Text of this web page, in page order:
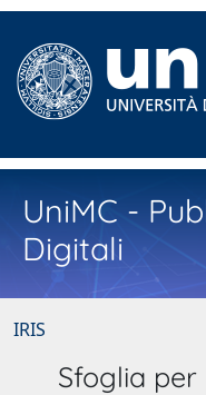
UniMC -
Digitali
IRIS
Sfoglia per